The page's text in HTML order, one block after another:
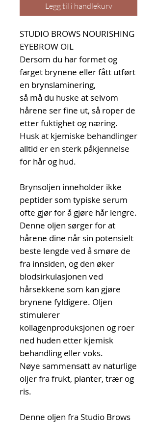
Legg til i handlekurv
STUDIO BROWS NOURISHING
EYEBROW OIL
Dersom du har formet og
farget brynene eller fått utført
en brynslaminering,
så må du huske at selvom
hårene ser fine ut, så roper de
etter fuktighet og næring.
Husk at kjemiske behandlinger
alltid er en sterk påkjennelse
for hår og hud.
Brynsoljen inneholder ikke
peptider som typiske serum
ofte gjør for å gjøre hår lengre.
Denne oljen sørger for at
hårene dine når sin potensielt
beste lengde ved å smøre de
fra innsiden, og den øker
blodsirkulasjonen ved
hårsekkene som kan gjøre
brynene fyldigere. Oljen
stimulerer
kollagenproduksjonen og roer
ned huden etter kjemisk
behandling eller voks.
Nøye sammensatt av naturlige
oljer fra frukt, planter, trær og
ris.
Denne oljen fra Studio Brows